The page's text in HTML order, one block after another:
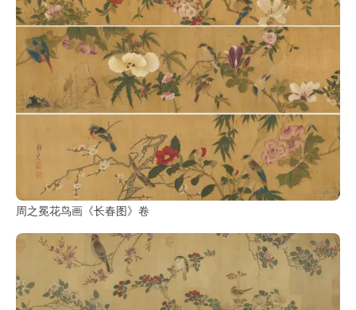
周之冕花鸟画《长春图》卷